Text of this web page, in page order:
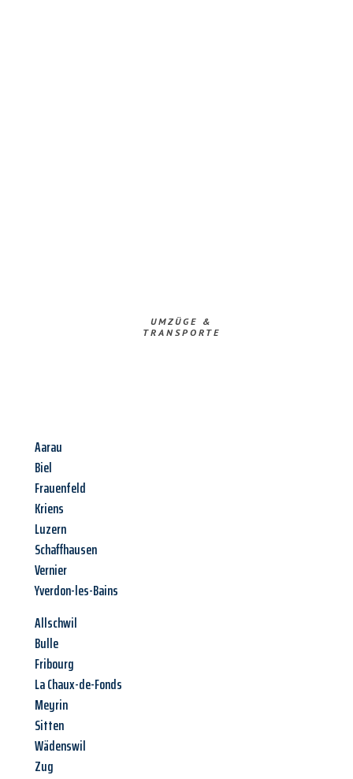
UMZÜGE &
TRANSPORTE
Aarau
Biel
Frauenfeld
Kriens
Luzern
Schaffhausen
Vernier
Yverdon-les-Bains
Allschwil
Bulle
Fribourg
La Chaux-de-Fonds
Meyrin
Sitten
Wädenswil
Zug